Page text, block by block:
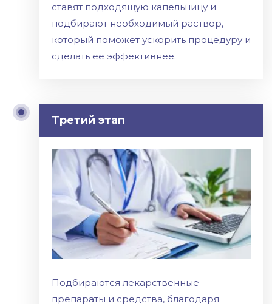
ставят подходящую капельницу и
подбирают необходимый раствор,
который поможет ускорить процедуру и
сделать ее эффективнее.
Третий этап
Подбираются лекарственные
препараты и средства, благодаря